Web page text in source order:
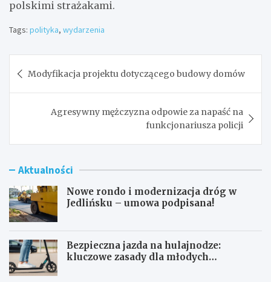
polskimi strażakami.
Tags: polityka, wydarzenia
wpisu
Modyfikacja projektu dotyczącego budowy domów
Agresywny mężczyzna odpowie za napaść na
funkcjonariusza policji
Aktualności
Nowe rondo i modernizacja dróg w
Jedlińsku – umowa podpisana!
Bezpieczna jazda na hulajnodze:
kluczowe zasady dla młodych